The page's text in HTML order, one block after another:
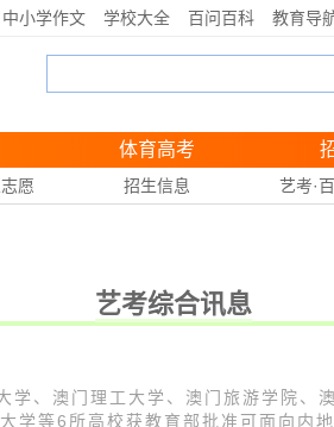
中小学作文 学校大全 百问百科 教育导
体育高考
愿 招生信息 艺考·
艺考综合讯息
学、澳门理工大学、澳门旅游学院、
学等6所高校获教育部批准可面向内